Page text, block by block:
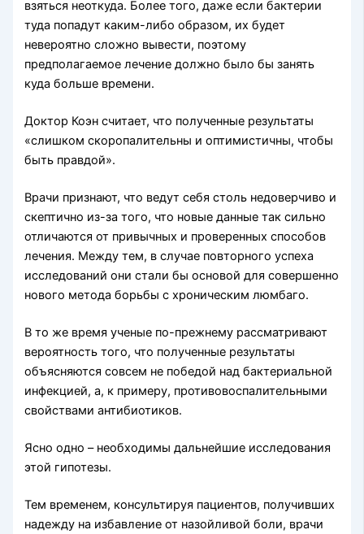
взяться неоткуда. Более того, даже если бактерии
туда попадут каким-либо образом, их будет
невероятно сложно вывести, поэтому
предполагаемое лечение должно было бы занять
куда больше времени.
Доктор Коэн считает, что полученные результаты
«слишком скоропалительны и оптимистичны, чтобы
быть правдой».
Врачи признают, что ведут себя столь недоверчиво и
скептично из-за того, что новые данные так сильно
отличаются от привычных и проверенных способов
лечения. Между тем, в случае повторного успеха
исследований они стали бы основой для совершенно
нового метода борьбы с хроническим люмбаго.
В то же время ученые по-прежнему рассматривают
вероятность того, что полученные результаты
объясняются совсем не победой над бактериальной
инфекцией, а, к примеру, противовоспалительными
свойствами антибиотиков.
Ясно одно – необходимы дальнейшие исследования
этой гипотезы.
Тем временем, консультируя пациентов, получивших
надежду на избавление от назойливой боли, врачи